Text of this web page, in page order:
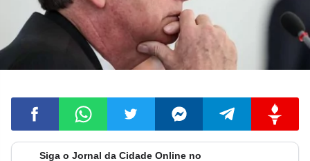
Siga o Jornal da Cidade Online no